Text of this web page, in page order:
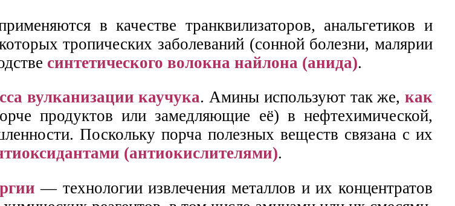
в качестве транквилизаторов, анальгетиков и
тропических заболеваний (сонной болезни, малярии
синтетического волокна найлона (анида).
вулканизации каучука. Амины используют так же,как
продуктов или замедляющие её) в нефтехимической,
Поскольку порча полезных веществ связана с их
(антиокислителями).
— технологии извлечения металлов и их концентратов